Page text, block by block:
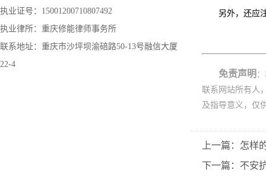
执业证号：15001200710807492
执业律所：重庆修能律师事务所
联系地址：重庆市沙坪坝渝碚路50-13号融信大厦
22-4
另外，还应
免责声明
联系网站所有人
及指导意义，仅
上一篇：怎样
下一篇：不安